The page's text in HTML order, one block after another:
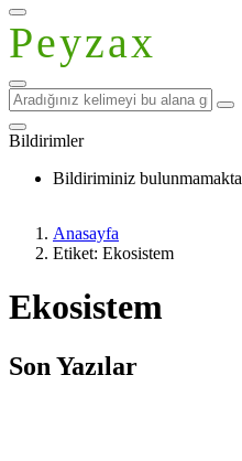
Peyzax
Bildirimler
Bildiriminiz
Anasayfa
Etiket: Ekosistem
Ekosistem
Son Yazılar